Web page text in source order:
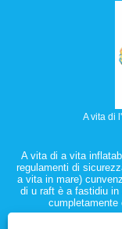
A vita di
A vita di a vita
regulamenti di
a vita in mare)
di u raft è a fastidiu
cumpletamente